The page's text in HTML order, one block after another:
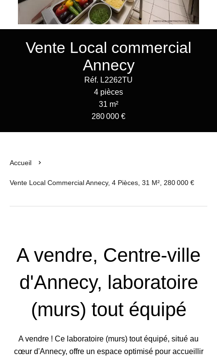
Vente Local commercial
Annecy
Réf. L2262TU
4 pièces
31 m²
280 000 €
Accueil
Vente Local Commercial Annecy, 4 Pièces, 31 M², 280 000 €
A vendre, Centre-ville
d'Annecy, laboratoire
(murs) tout équipé
A vendre ! Ce laboratoire (murs) tout équipé, situé au
cœur d'Annecy, offre un espace optimisé pour accueillir